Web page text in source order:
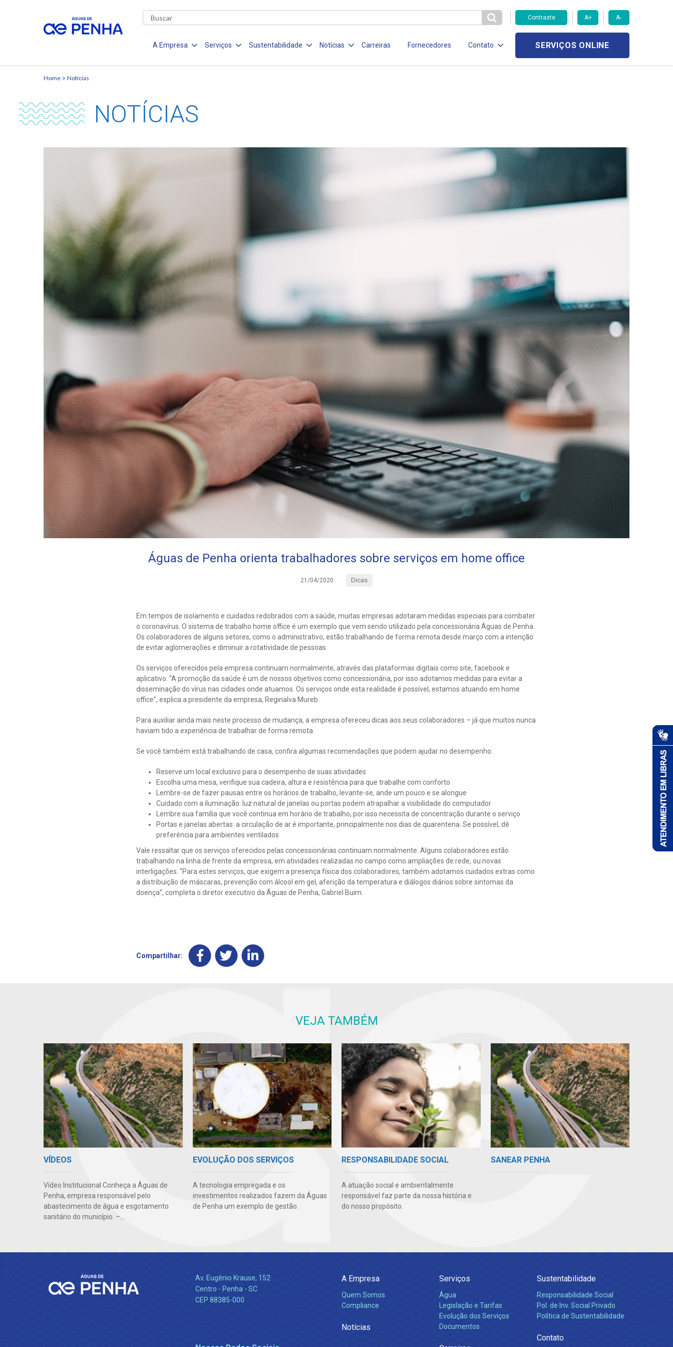
Contraste A+ A-
A Empresa Serviços Sustentabilidade Notícias Carreiras Fornecedores Contato SERVIÇOS ONLINE
Home Notícias
NOTÍCIAS
Águas de Penha orienta trabalhadores sobre serviços em home office
21/04/2020 Dicas
Em tempos de isolamento e cuidados redobrados com a saúde, muitas empresas adotaram medidas especiais para combater
o coronavírus. O sistema de trabalho home office é um exemplo que vem sendo utilizado pela concessionária Águas de Penha.
Os colaboradores de alguns setores, como o administrativo, estão trabalhando de forma remota desde março com a intenção
de evitar aglomerações e diminuir a rotatividade de pessoas.
Os serviços oferecidos pela empresa continuam normalmente, através das plataformas digitais como site, facebook e
aplicativo. “A promoção da saúde é um de nossos objetivos como concessionária, por isso adotamos medidas para evitar a
disseminação do vírus nas cidades onde atuamos. Os serviços onde esta realidade é possível, estamos atuando em home
office”, explica a presidente da empresa, Reginalva Mureb.
Para auxiliar ainda mais neste processo de mudança, a empresa ofereceu dicas aos seus colaboradores – já que muitos nunca
haviam tido a experiência de trabalhar de forma remota.
Se você também está trabalhando de casa, confira algumas recomendações que podem ajudar no desempenho:
Reserve um local exclusivo para o desempenho de suas atividades
Escolha uma mesa, verifique sua cadeira, altura e resistência para que trabalhe com conforto
Lembre-se de fazer pausas entre os horários de trabalho, levante-se, ande um pouco e se alongue
Cuidado com a iluminação: luz natural de janelas ou portas podem atrapalhar a visibilidade do computador
Lembre sua família que você continua em horário de trabalho, por isso necessita de concentração durante o serviço
Portas e janelas abertas: a circulação de ar é importante, principalmente nos dias de quarentena. Se possível, dê
preferência para ambientes ventilados
Vale ressaltar que os serviços oferecidos pelas concessionárias continuam normalmente. Alguns colaboradores estão
trabalhando na linha de frente da empresa, em atividades realizadas no campo como ampliações de rede, ou novas
interligações. “Para estes serviços, que exigem a presença física dos colaboradores, também adotamos cuidados extras como
a distribuição de máscaras, prevenção com álcool em gel, aferição da temperatura e diálogos diários sobre sintomas da
doença”, completa o diretor executivo da Águas de Penha, Gabriel Buim.
Compartilhar:
VEJA TAMBÉM
VÍDEOS
Vídeo Institucional Conheça a Águas de
Penha, empresa responsável pelo
abastecimento de água e esgotamento
sanitário do município. –...
EVOLUÇÃO DOS SERVIÇOS
A tecnologia empregada e os
investimentos realizados fazem da Águas
de Penha um exemplo de gestão.
RESPONSABILIDADE SOCIAL
A atuação social e ambientalmente
responsável faz parte da nossa história e
do nosso propósito.
SANEAR PENHA
Av. Eugênio Krause, 152
Centro - Penha - SC
CEP 88385-000
A Empresa
Quem Somos
Compliance
Notícias
Serviços
Água
Legislação e Tarifas
Evolução dos Serviços
Documentos
Sustentabilidade
Responsabilidade Social
Pol. de Inv. Social Privado
Política de Sustentabilidade
Contato